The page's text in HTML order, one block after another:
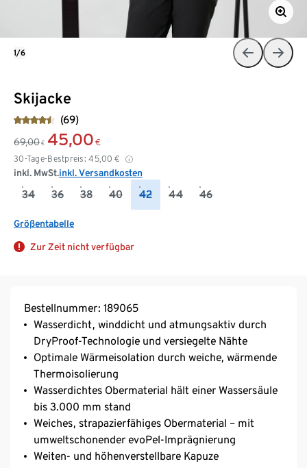
Skijacke
(69)
69,00 € 45,00 €
30-Tage-Bestpreis: 45,00 €
inkl. MwSt.inkl. Versandkosten
34 36 38 40 42 44 46
Größentabelle
Zur Zeit nicht verfügbar
1/6
Bestellnummer: 189065
Wasserdicht, winddicht und atmungsaktiv durch
DryProof-Technologie und versiegelte Nähte
Optimale Wärmeisolation durch weiche, wärmende
Thermoisolierung
Wasserdichtes Obermaterial hält einer Wassersäule
bis 3.000 mm stand
Weiches, strapazierfähiges Obermaterial – mit
umweltschonender evoPel-Imprägnierung
Weiten- und höhenverstellbare Kapuze